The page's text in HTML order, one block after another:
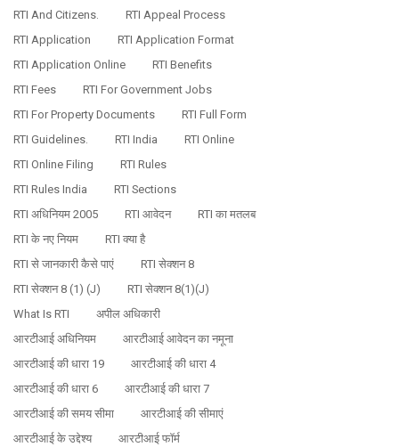
RTI And Citizens.
RTI Appeal Process
RTI Application
RTI Application Format
RTI Application Online
RTI Benefits
RTI Fees
RTI For Government Jobs
RTI For Property Documents
RTI Full Form
RTI Guidelines.
RTI India
RTI Online
RTI Online Filing
RTI Rules
RTI Rules India
RTI Sections
RTI अधिनियम 2005
RTI आवेदन
RTI का मतलब
RTI के नए नियम
RTI क्या है
RTI से जानकारी कैसे पाएं
RTI सेक्शन 8
RTI सेक्शन 8 (1) (j)
RTI सेक्शन 8(1)(j)
What Is RTI
अपील अधिकारी
आरटीआई अधिनियम
आरटीआई आवेदन का नमूना
आरटीआई की धारा 19
आरटीआई की धारा 4
आरटीआई की धारा 6
आरटीआई की धारा 7
आरटीआई की समय सीमा
आरटीआई की सीमाएं
आरटीआई के उद्देश्य
आरटीआई फॉर्म